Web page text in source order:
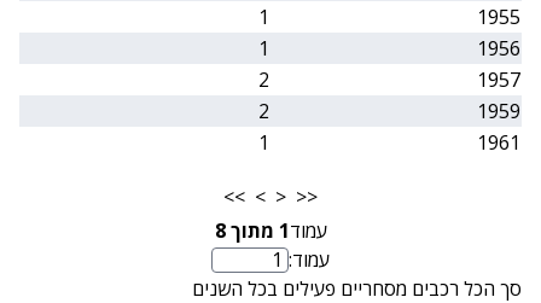
1955
1
1956
1
1957
2
1959
2
1961
1
<<
<
>
>>
עמוד1 מתוך 8
מספר עמוד
עמוד:
סך הכל רכבים מסחריים פעילים בכל השנים